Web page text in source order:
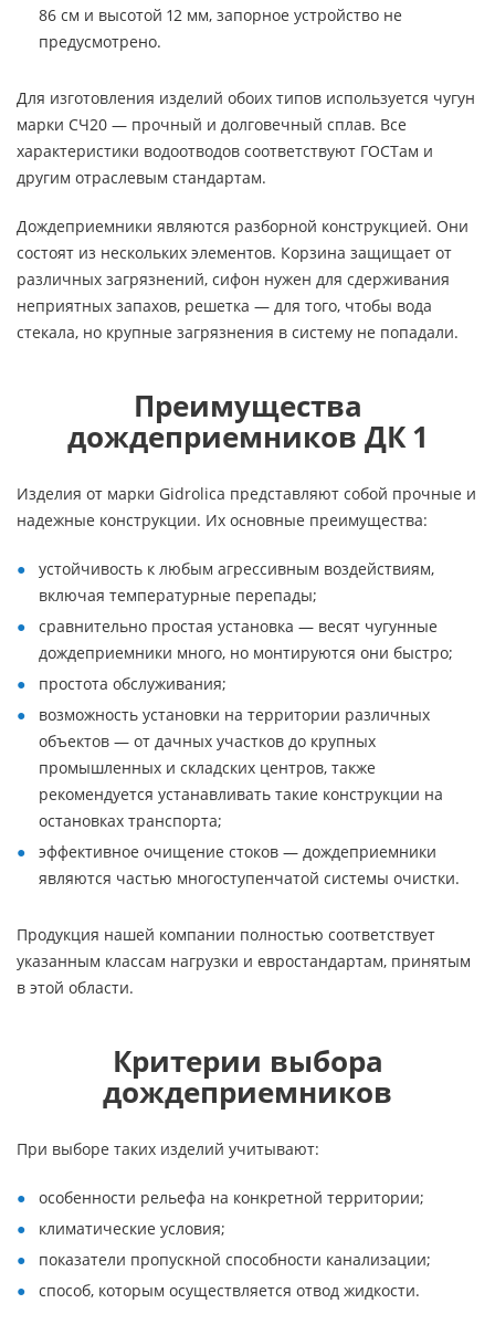
86 см и высотой 12 мм, запорное устройство не
предусмотрено.
Для изготовления изделий обоих типов используется чугун
марки СЧ20 — прочный и долговечный сплав. Все
характеристики водоотводов соответствуют ГОСТам и
другим отраслевым стандартам.
Дождеприемники являются разборной конструкцией. Они
состоят из нескольких элементов. Корзина защищает от
различных загрязнений, сифон нужен для сдерживания
неприятных запахов, решетка — для того, чтобы вода
стекала, но крупные загрязнения в систему не попадали.
Преимущества
дождеприемников ДК 1
Изделия от марки Gidrolica представляют собой прочные и
надежные конструкции. Их основные преимущества:
устойчивость к любым агрессивным воздействиям,
включая температурные перепады;
сравнительно простая установка — весят чугунные
дождеприемники много, но монтируются они быстро;
простота обслуживания;
возможность установки на территории различных
объектов — от дачных участков до крупных
промышленных и складских центров, также
рекомендуется устанавливать такие конструкции на
остановках транспорта;
эффективное очищение стоков — дождеприемники
являются частью многоступенчатой системы очистки.
Продукция нашей компании полностью соответствует
указанным классам нагрузки и евростандартам, принятым
в этой области.
Критерии выбора
дождеприемников
При выборе таких изделий учитывают:
особенности рельефа на конкретной территории;
климатические условия;
показатели пропускной способности канализации;
способ, которым осуществляется отвод жидкости.